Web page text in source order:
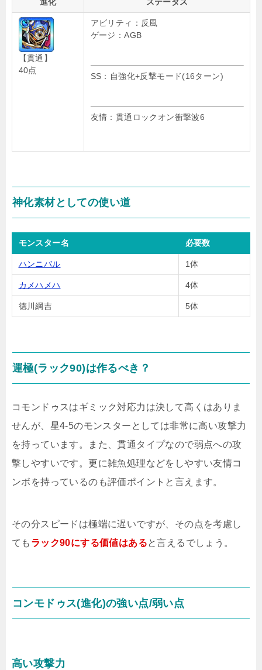
【貫通】
40点
アビリティ：反風
ゲージ：AGB
SS：自強化+反撃モード(16ターン)
友情：貫通ロックオン衝撃波6
神化素材としての使い道
モンスター名 必要数
ハンニバル 1体
カメハメハ 4体
徳川綱吉 5体
運極(ラック90)は作るべき？
コモンドゥスはギミック対応力は決して高くはありま
せんが、星4-5のモンスターとしては非常に高い攻撃力
を持っています。また、貫通タイプなので弱点への攻
撃しやすいです。更に雑魚処理などをしやすい友情コ
ンボを持っているのも評価ポイントと言えます。
その分スピードは極端に遅いですが、その点を考慮し
ても ラック90にする価値はあると言えるでしょう。
コンモドゥス(進化)の強い点/弱い点
高い攻撃力